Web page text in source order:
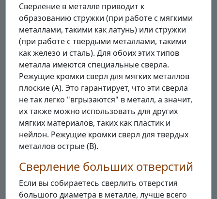
Сверление в металле приводит к
образованию стружки (при работе с мягкими
металлами, такими как латунь) или стружки
(при работе с твердыми металлами, такими
как железо и сталь). Для обоих этих типов
металла имеются специальные сверла.
Режущие кромки сверл для мягких металлов
плоские (А). Это гарантирует, что эти сверла
не так легко "вгрызаются" в металл, а значит,
их также можно использовать для других
мягких материалов, таких как пластик и
нейлон. Режущие кромки сверл для твердых
металлов острые (B).
Сверление больших отверстий
Если вы собираетесь сверлить отверстия
большого диаметра в металле, лучше всего